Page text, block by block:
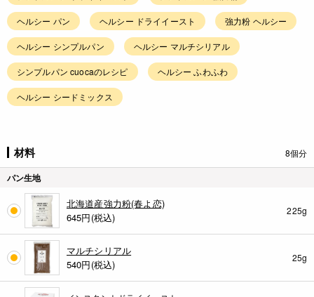
ヘルシー パン ヘルシー ドライイースト 強力粉 ヘルシー
ヘルシー シンプルパン ヘルシー マルチシリアル
シンプルパン cuocaのレシピ ヘルシー ふわふわ
ヘルシー シードミックス
材料 8個分
パン生地
北海道産強力粉(春よ恋)
645円(税込)
225g
マルチシリアル
540円(税込)
25g